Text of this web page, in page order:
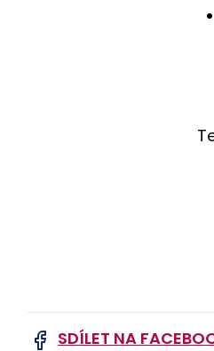
SDÍLET NA